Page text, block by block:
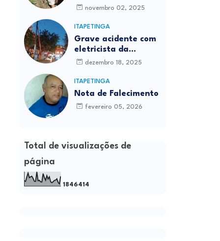
Rodrigues deixa um
novembro 02, 2025
ITAPETINGA
Grave acidente com
eletricista da
Prefeitura é
Itapetinga
dezembro 18, 2025
ITAPETINGA
Nota de Falecimento
fevereiro 05, 2026
Total de visualizações de
página
1 84641 4